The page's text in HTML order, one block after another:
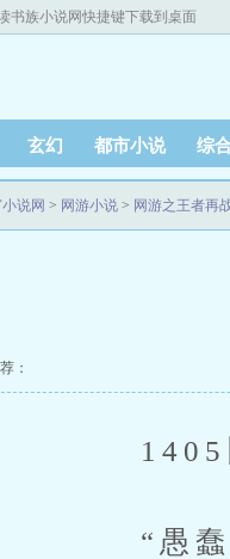
书族小说网快捷键下载到桌面
玄幻 都市小说 综
说网 > 网游小说 > 网游之王者再
：
1405
“愚蠢的